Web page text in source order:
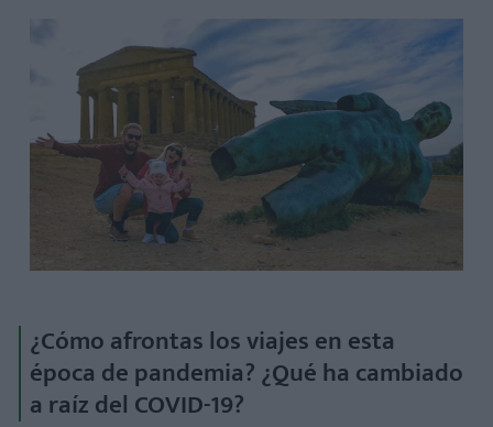
¿Cómo afrontas los viajes en esta
época de pandemia? ¿Qué ha cambiado
a raíz del COVID-19?